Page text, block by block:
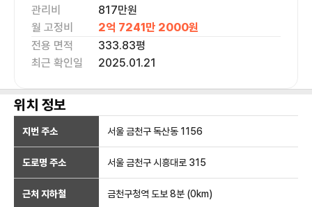
관리비
817만원
월 고정비
2억 7241만 2000원
전용 면적
333.83평
최근 확인일
2025.01.21
위치 정보
지번 주소 서울 금천구 독산동 1156
도로명 주소 서울 금천구 시흥대로 315
근처 지하철 금천구청역 도보 8분 (0km)